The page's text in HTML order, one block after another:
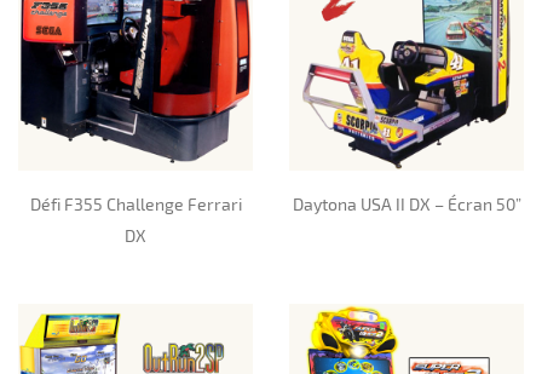
Défi F355 Challenge Ferrari
DX
Daytona USA II DX – Écran 50”